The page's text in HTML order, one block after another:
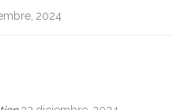
2024